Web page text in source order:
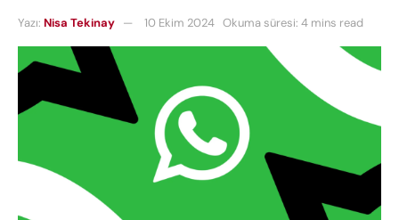
Yazı: Nisa Tekinay 10 Ekim 2024 Okuma süresi: 4 mins read